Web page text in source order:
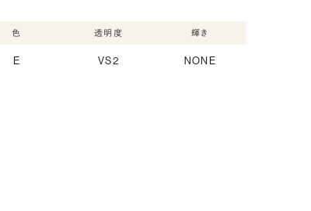
色
E
透明度
VS2
輝き
NONE